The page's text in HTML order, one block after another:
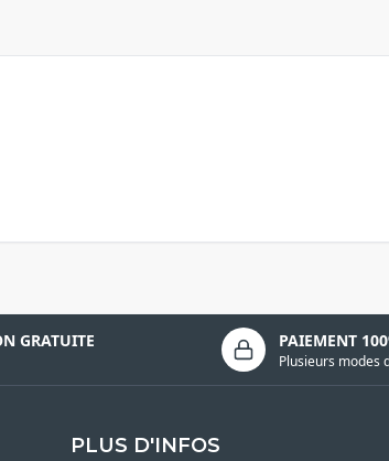
GRATUITE PAIEMENT
Plusieurs modes
PLUS D'INFOS